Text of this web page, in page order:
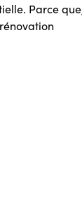
Parce